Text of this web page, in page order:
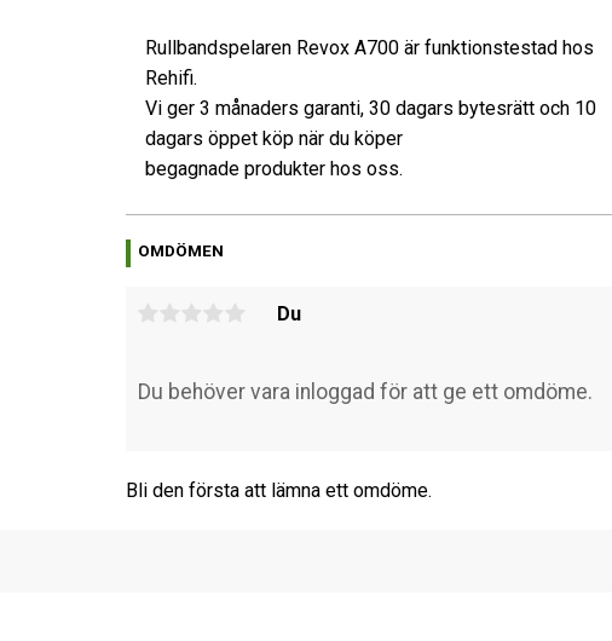
Rullbandspelaren Revox A700 är funktionstestad hos
Rehifi.
Vi ger 3 månaders garanti, 30 dagars bytesrätt och 10
dagars öppet köp när du köper
begagnade produkter hos oss.
OMDÖMEN
Du
Bli den första att lämna ett omdöme.